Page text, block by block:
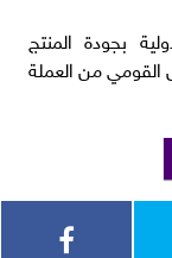
بجودة المنتج
القومي من العملة